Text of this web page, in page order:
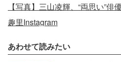
【写真】三山凌輝、“両思い”俳
趣里Instagram
あわせて読みたい